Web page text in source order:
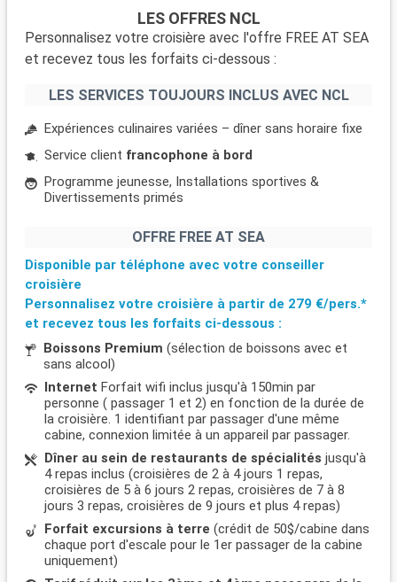
LES OFFRES NCL
Personnalisez votre croisière avec l'offre FREE AT SEA
et recevez tous les forfaits ci-dessous :
LES SERVICES TOUJOURS INCLUS AVEC NCL
Expériences culinaires variées – dîner sans horaire fixe
Service client francophone à bord
Programme jeunesse, Installations sportives &
Divertissements primés
OFFRE FREE AT SEA
Disponible par téléphone avec votre conseiller
croisière
Personnalisez votre croisière à partir de 279 €/pers.*
et recevez tous les forfaits ci-dessous :
Boissons Premium (sélection de boissons avec et
sans alcool)
Internet Forfait wifi inclus jusqu'à 150min par
personne ( passager 1 et 2) en fonction de la durée de
la croisière. 1 identifiant par passager d'une même
cabine, connexion limitée à un appareil par passager.
Dîner au sein de restaurants de spécialités jusqu'à
4 repas inclus (croisières de 2 à 4 jours 1 repas,
croisières de 5 à 6 jours 2 repas, croisières de 7 à 8
jours 3 repas, croisières de 9 jours et plus 4 repas)
Forfait excursions à terre (crédit de 50$/cabine dans
chaque port d'escale pour le 1er passager de la cabine
uniquement)